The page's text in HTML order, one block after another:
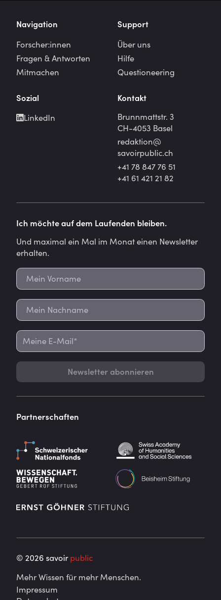
Navigation
Forscher:innen
Fragen & Antworten
Mitmachen
Support
Über uns
Hilfe
Questioneering
Sozial
LinkedIn
Kontakt
Brunnmattstr. 3
CH-4053 Basel
redaktion@
savoirpublic.ch
+41 78 847 76 51
+41 61 421 21 82
Ich möchte auf dem Laufenden bleiben.
Und maximal ein Mal im Monat einen Newsletter
erhalten.
Newsletter abonnieren
Partnerschaften
©2026 savoirpublic
Mehr Wissen für mehr Menschen.
Impressum